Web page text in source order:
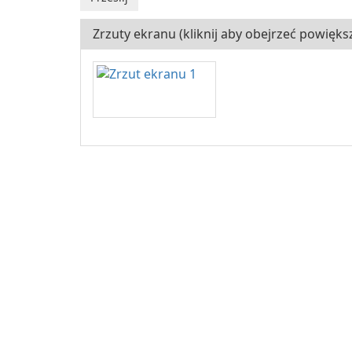
Zrzuty ekranu (kliknij aby obejrzeć